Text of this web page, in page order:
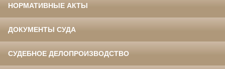
НОРМАТИВНЫЕ АКТЫ
ДОКУМЕНТЫ СУДА
СУДЕБНОЕ ДЕЛОПРОИЗВОДСТВО